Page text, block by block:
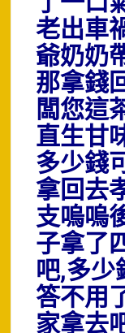
老出車
爺奶奶
那拿錢
闆您這
直生甘
多少錢
拿回去
支嗚嗚
子拿了
吧,多少
答不用
家拿去